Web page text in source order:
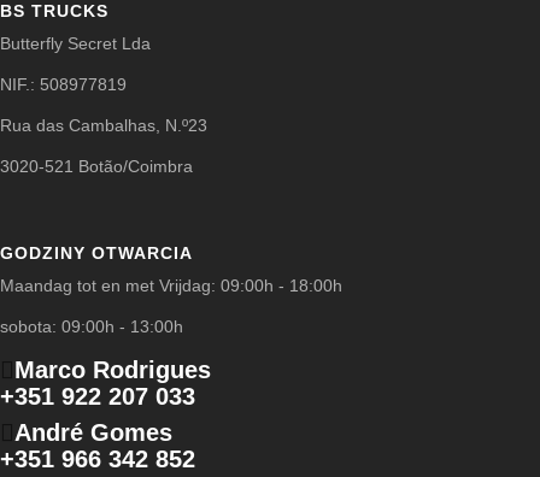
BS TRUCKS
Butterfly Secret Lda
NIF.: 508977819
Rua das Cambalhas, N.º23
3020-521 Botão/Coimbra
GODZINY OTWARCIA
Maandag tot en met Vrijdag: 09:00h - 18:00h
sobota: 09:00h - 13:00h
Marco Rodrigues
+351 922 207 033
André Gomes
+351 966 342 852